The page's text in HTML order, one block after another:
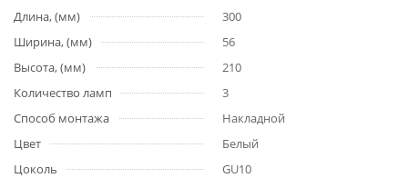
Длина, (мм)
300
Ширина, (мм)
56
Высота, (мм)
210
Количество ламп
3
Способ монтажа
Накладной
Цвет
Белый
Цоколь
GU10